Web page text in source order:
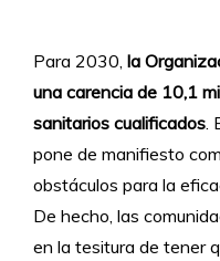
Para 2030, la
una carencia de 10,1
sanitarios cualificados
pone de manifiesto
obstáculos para la
De hecho, las
en la tesitura de tener